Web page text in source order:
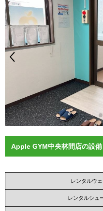
Apple GYM中央林間店の設
レンタルウェ
レンタルシュ